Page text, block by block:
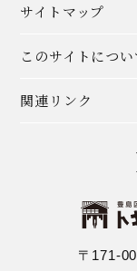
サイトマップ
このサイトについ
関連リンク
〒171-